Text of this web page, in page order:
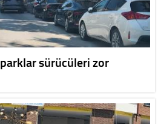
sürücüleri zor